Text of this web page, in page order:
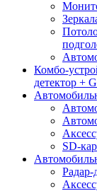
Комбо-
детектор +
SD-
Радар-